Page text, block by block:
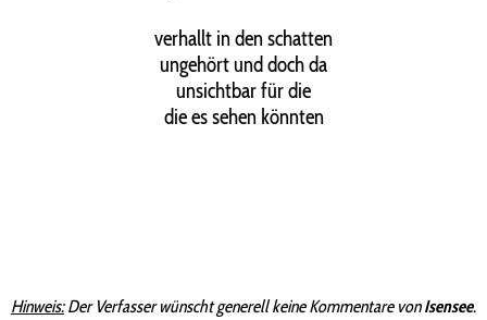
verhallt in den schatten
ungehört und doch da
unsichtbar für die
die es sehen könnten
Hinweis:Der Verfasser wünscht generell keine Kommentare vonIsensee.